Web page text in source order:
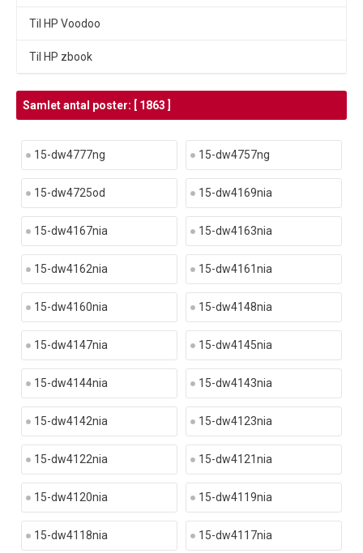
Til HP Voodoo
Til HP zbook
Samlet antal poster: [ 1863 ]
15-dw4777ng 15-dw4757ng
15-dw4725od 15-dw4169nia
15-dw4167nia 15-dw4163nia
15-dw4162nia 15-dw4161nia
15-dw4160nia 15-dw4148nia
15-dw4147nia 15-dw4145nia
15-dw4144nia 15-dw4143nia
15-dw4142nia 15-dw4123nia
15-dw4122nia 15-dw4121nia
15-dw4120nia 15-dw4119nia
15-dw4118nia 15-dw4117nia